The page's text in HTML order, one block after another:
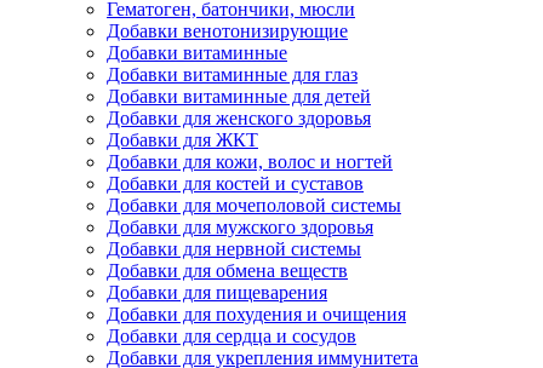
Гематоген, батончики, мюсли
Добавки венотонизирующие
Добавки витаминные
Добавки витаминные для глаз
Добавки витаминные для детей
Добавки для женского здоровья
Добавки для ЖКТ
Добавки для кожи, волос и ногтей
Добавки для костей и суставов
Добавки для мочеполовой системы
Добавки для мужского здоровья
Добавки для нервной системы
Добавки для обмена веществ
Добавки для пищеварения
Добавки для похудения и очищения
Добавки для сердца и сосудов
Добавки для укрепления иммунитета